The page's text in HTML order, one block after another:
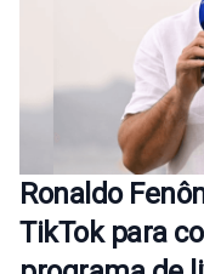
Ronaldo
TikTok para